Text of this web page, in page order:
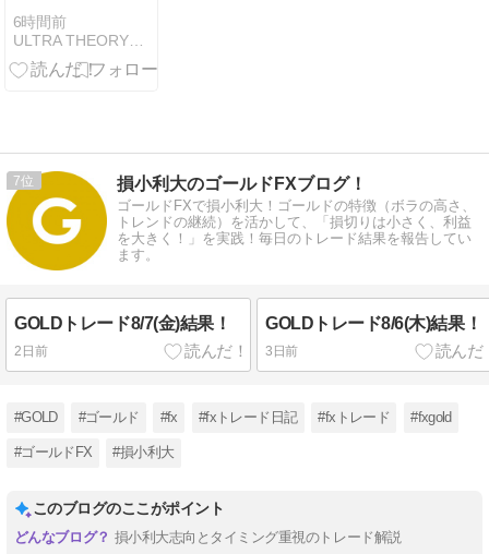
6時間前
ULTRA THEORY｜相場構造とチャート分析
7 損小利大のゴールドFXブログ！
ゴールドFXで損小利大！ゴールドの特徴（ボラの高さ、
トレンドの継続）を活かして、「損切りは小さく、利益
を大きく！」を実践！毎日のトレード結果を報告してい
ます。
GOLDトレード8/7(金)結果！
2日前
GOLDトレード8/6(木)結果！
3日前
#GOLD #ゴールド #fx #fxトレード日記 #fxトレード #fxgold
#ゴールドFX #損小利大
このブログのここがポイント
損小利大志向とタイミング重視のトレード解説